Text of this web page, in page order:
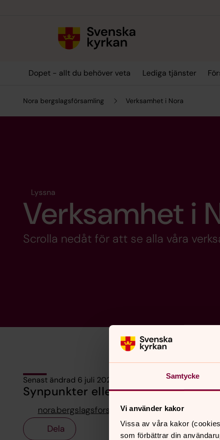
Samtycke
Vi använder kakor
Vissa av våra kakor
som förbättrar din
Dopet - allt du behöver veta Lediga tjänster
Nora bergslagsförsamling Verksamhet i Nora
Lyssna
Verksamhet i
Scrolla nedåt för att se alla våra
Senast ändrad 6 juli 2026
Synpunkter eller frågor på sidans
nora.bergslagsforsamling@svenskakyrkan.se
Dela